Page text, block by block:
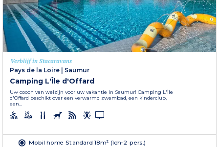
Verblijf in Stacaravans
Pays de la Loire | Saumur
Camping L'Île d'Offard
Uw cocon van welzijn voor uw vakantie in Saumur! Camping L'Île
d'Offard beschikt over een verwarmd zwembad, een kinderclub,
een...
Mobil home Standard 18m² (1ch-2 pers.)